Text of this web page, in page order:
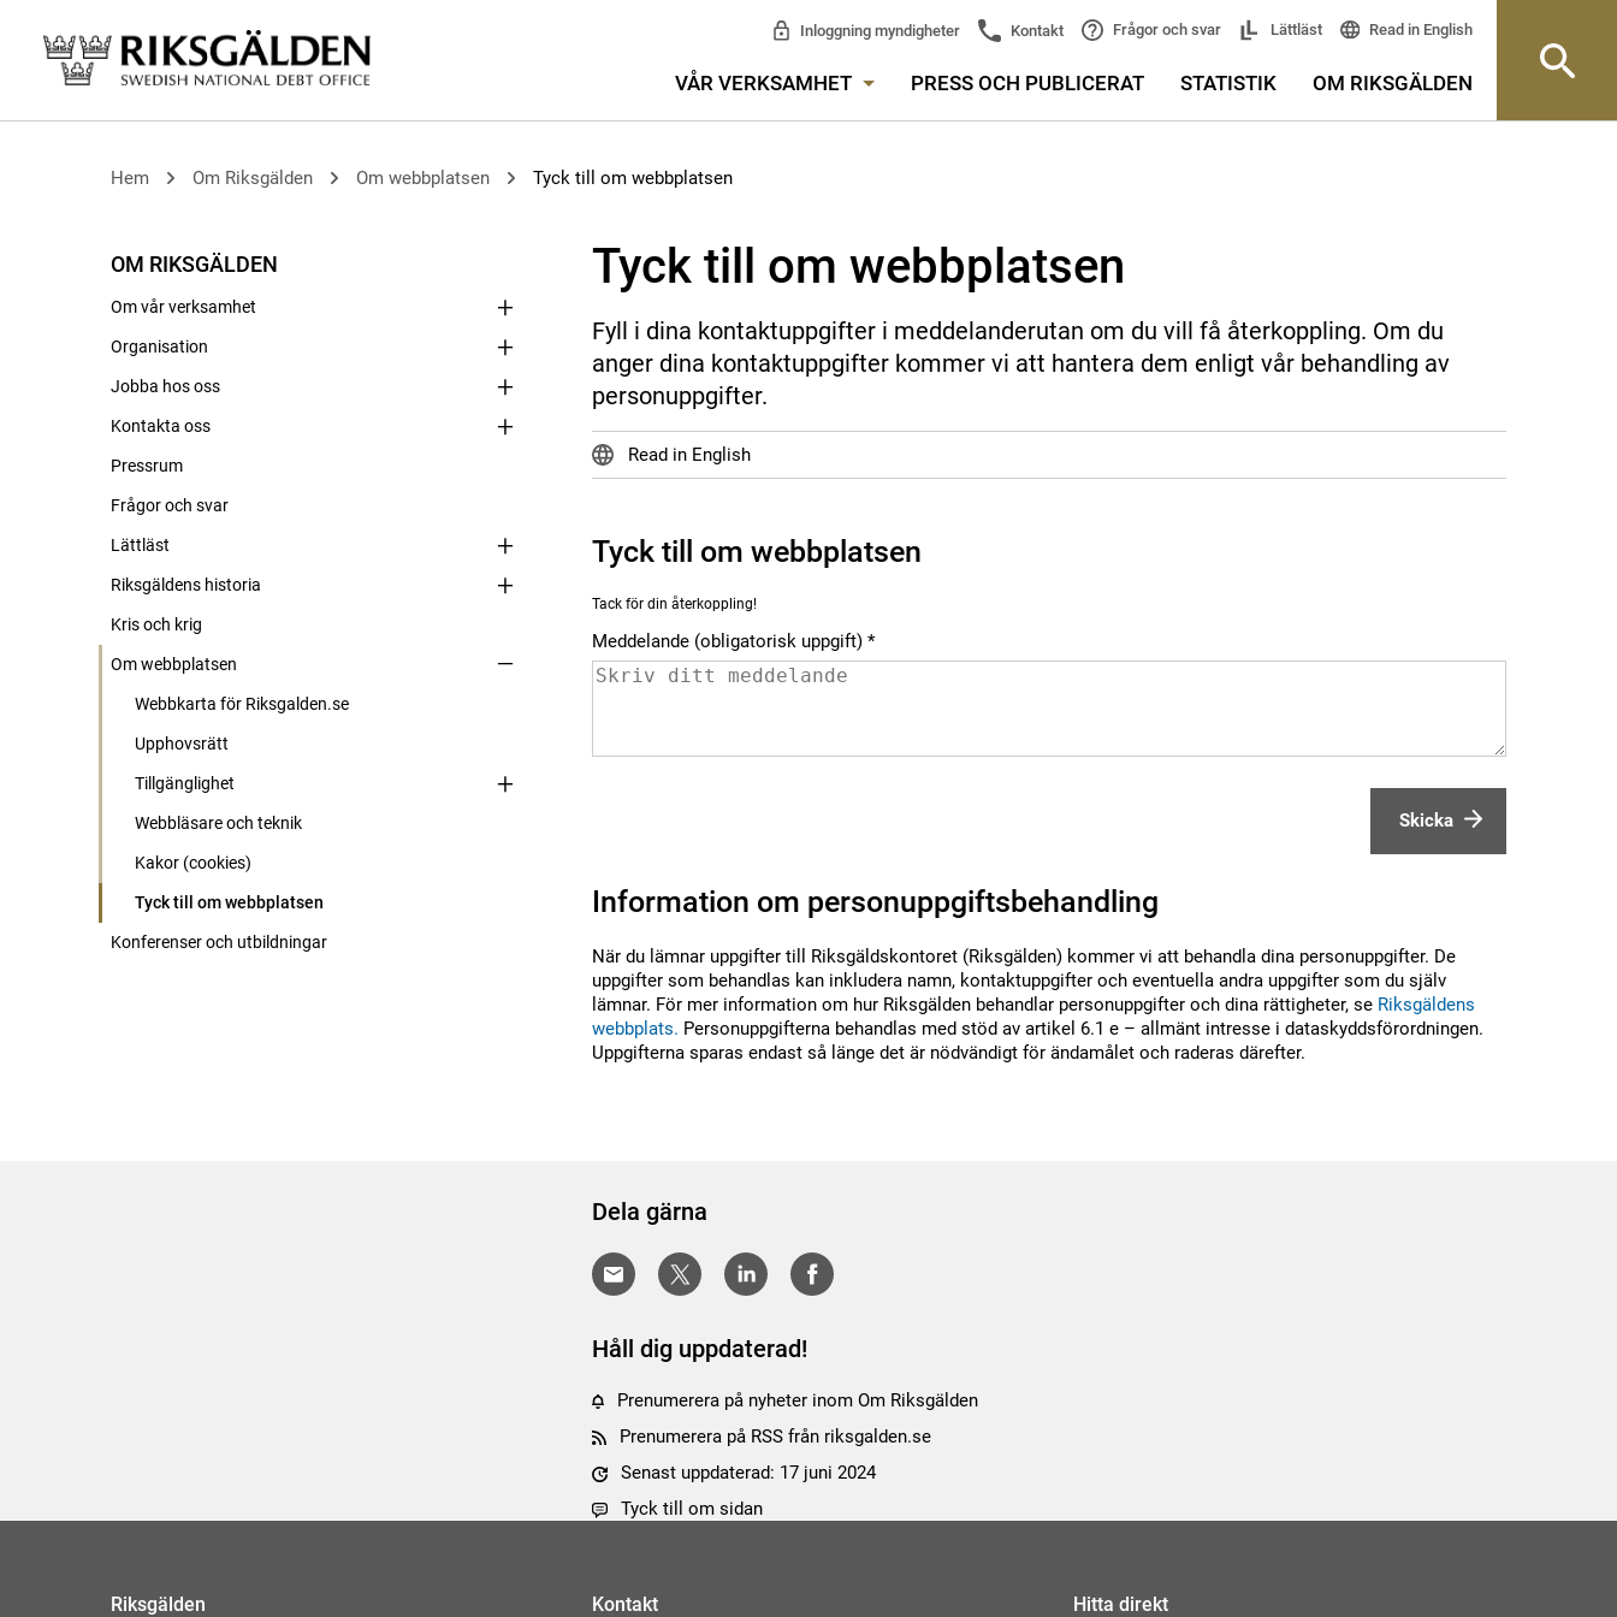
Inloggning myndigheter Kontakt Frågor och svar Lättläst Read in English
VÅR VERKSAMHET PRESS OCH PUBLICERAT STATISTIK OM RIKSGÄLDEN
Hem Om Riksgälden Om webbplatsen Tyck till om webbplatsen
OM RIKSGÄLDEN
Om vår verksamhet
Organisation
Jobba hos oss
Kontakta oss
Pressrum
Frågor och svar
Lättläst
Riksgäldens historia
Kris och krig
Om webbplatsen
Webbkarta för Riksgalden.se
Upphovsrätt
Tillgänglighet
Webbläsare och teknik
Kakor (cookies)
Tyck till om webbplatsen
Konferenser och utbildningar
Tyck till om webbplatsen
Fyll i dina kontaktuppgifter i meddelanderutan om du vill få återkoppling. Om du
anger dina kontaktuppgifter kommer vi att hantera dem enligt vår behandling av
personuppgifter.
Read in English
Tyck till om webbplatsen
Tack för din återkoppling!
Meddelande (obligatorisk uppgift)
Skicka
Information om personuppgiftsbehandling
När du lämnar uppgifter till Riksgäldskontoret (Riksgälden) kommer vi att behandla dina personuppgifter. De
uppgifter som behandlas kan inkludera namn, kontaktuppgifter och eventuella andra uppgifter som du själv
lämnar. För mer information om hur Riksgälden behandlar personuppgifter och dina rättigheter, se Riksgäldens
webbplats. Personuppgifterna behandlas med stöd av artikel 6.1 e – allmänt intresse i dataskyddsförordningen.
Uppgifterna sparas endast så länge det är nödvändigt för ändamålet och raderas därefter.
Dela gärna
Håll dig uppdaterad!
Prenumerera på nyheter inom Om Riksgälden
Prenumerera på RSS från riksgalden.se
Senast uppdaterad: 17 juni 2024
Tyck till om sidan
Riksgälden Kontakt Hitta direkt